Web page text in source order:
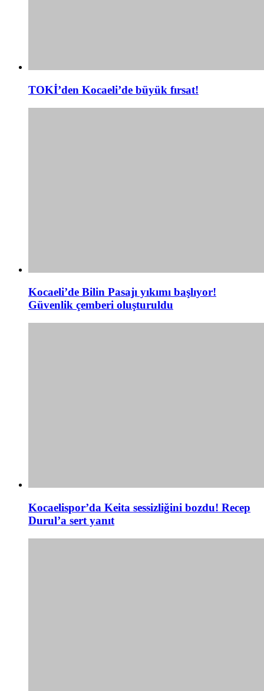
TOKİ’den Kocaeli’de büyük fırsat!
Kocaeli’de Bilin Pasajı yıkımı başlıyor!
Güvenlik çemberi oluşturuldu
Kocaelispor’da Keita sessizliğini bozdu! Recep
Durul’a sert yanıt